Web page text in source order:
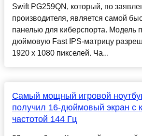
Swift PG259QN, который, по
производителя, является самой
панелью для киберспорта. Модель
дюймовую Fast IPS-матрицу
1920 х 1080 пикселей. Ча...
Самый мощный игровой
получил 16-дюймовый экран с
частотой 144 Гц